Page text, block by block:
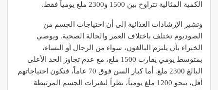
الكمية المثالية تتراوح بين 1500 و2300 ملغ يومياً فقط.
وتشير الإرشادات الغذائية إلى أن احتياجات الجسم من
الصوديوم تختلف باختلاف العمر والحالة الصحية. ويوصي
الخبراء بأن يلتزم البالغون، سواء من الرجال أو النساء،
بمتوسط يومي يقارب 1500 ملغ، مع عدم تجاوز الحد الأعلى
البالغ 2300 ملغ. أما كبار السن فوق 70 عاماً، فتكون احتياجاتهم
أقل، بنحو 1200 ملغ يومياً، نظراً لتغيرات الجسم المرتبطة